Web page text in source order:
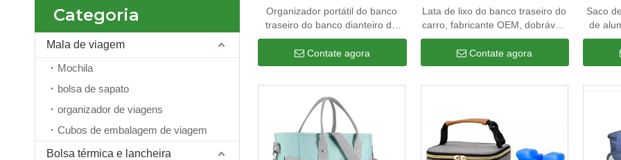
Categoria
Mala de viagem
Mochila
bolsa de sapato
organizador de viagens
Cubos de embalagem de viagem
Bolsa térmica e lancheira
Organizador portátil do banco
traseiro do banco dianteiro do
fabricante oem, organizador
dobrável de armazenamento do
porta-malas do carro com
prova de vazamentos
Contate agora
Lata de lixo do banco traseiro do
carro, fabricante OEM, dobrável,
à prova d'água, porta-malas
SUV, organizador de bolsa de
armazenamento de lixo com
Contate agora
Saco
de
de